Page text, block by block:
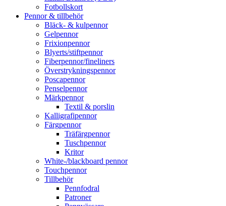
Fotbollskort
Pennor & tillbehör
Bläck- & kulpennor
Gelpennor
Frixionpennor
Blyerts/stiftpennor
Fiberpennor/fineliners
Överstrykningspennor
Poscapennor
Penselpennor
Märkpennor
Textil & porslin
Kalligrafipennor
Färgpennor
Träfärgpennor
Tuschpennor
Kritor
White-/blackboard pennor
Touchpennor
Tillbehör
Pennfodral
Patroner